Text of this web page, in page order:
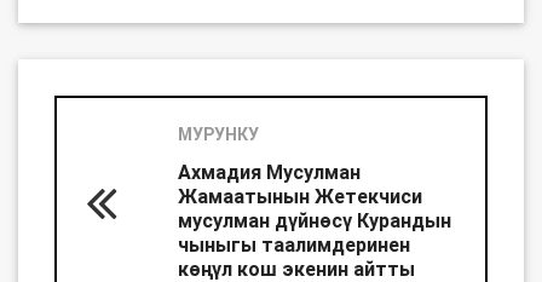
МУРУНКУ
Ахмадия Мусулман
Жамаатынын Жетекчиси
мусулман дүйнөсү Курандын
чыныгы таалимдеринен
көңүл кош экенин айтты